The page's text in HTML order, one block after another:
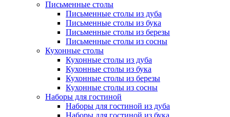
Письменные столы
Письменные столы из дуба
Письменные столы из бука
Письменные столы из березы
Письменные столы из сосны
Кухонные столы
Кухонные столы из дуба
Кухонные столы из бука
Кухонные столы из березы
Кухонные столы из сосны
Наборы для гостиной
Наборы для гостиной из дуба
Наборы для гостиной из бука